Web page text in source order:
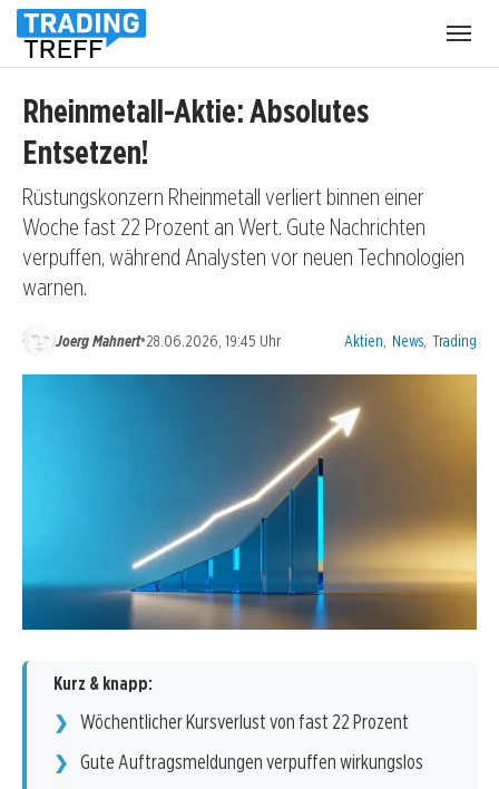
Rheinmetall-Aktie: Absolutes
Entsetzen!
Rüstungskonzern Rheinmetall verliert binnen einer
Woche fast 22 Prozent an Wert. Gute Nachrichten
verpuffen, während Analysten vor neuen Technologien
warnen.
Joerg Mahnert•28.06.2026, 19:45 Uhr Kategorien:
Aktien News Trading
Kurz & knapp:
Wöchentlicher Kursverlust von fast 22 Prozent
Gute Auftragsmeldungen verpuffen wirkungslos